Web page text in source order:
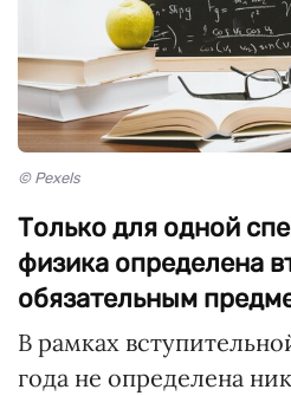
© Pexels
Только для одной
физика определена
обязательным
В рамках
года не определена